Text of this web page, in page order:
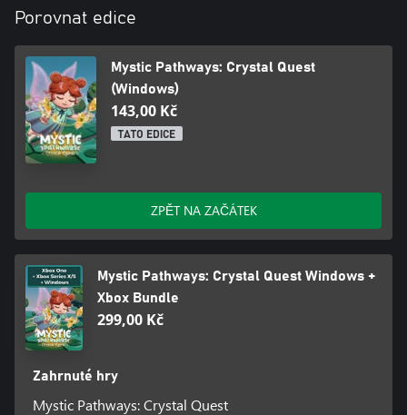
Porovnat edice
Mystic Pathways: Crystal Quest
(Windows)
143,00 Kč
TATO EDICE
ZPĚT NA ZAČÁTEK
Mystic Pathways: Crystal Quest Windows +
Xbox Bundle
299,00 Kč
Zahrnuté hry
Mystic Pathways: Crystal Quest